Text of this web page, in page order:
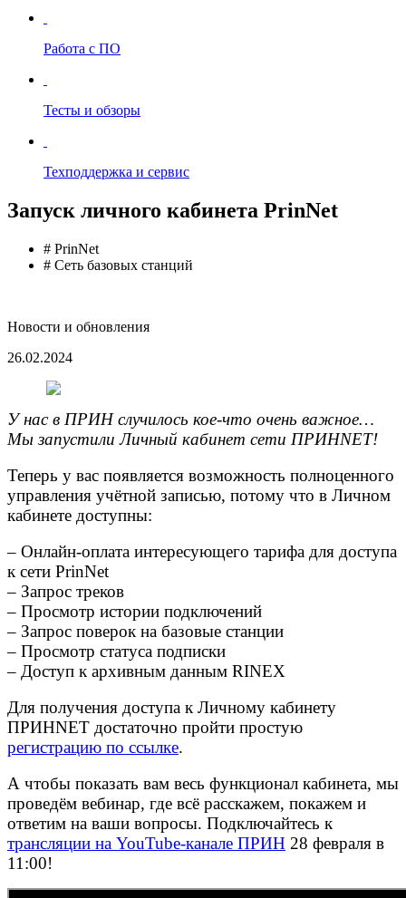
Работа с ПО
Тесты и обзоры
Техподдержка и сервис
Запуск личного кабинета PrinNet
# PrinNet
# Сеть базовых станций
Новости и обновления
26.02.2024
У нас в ПРИН случилось кое-что очень важное…
Мы запустили Личный кабинет сети ПРИНNET!
Теперь у вас появляется возможность полноценного
управления учётной записью, потому что в Личном
кабинете доступны:
– Онлайн-оплата интересующего тарифа для доступа
к сети PrinNet
– Запрос треков
– Просмотр истории подключений
– Запрос поверок на базовые станции
– Просмотр статуса подписки
– Доступ к архивным данным RINEX
Для получения доступа к Личному кабинету
ПРИНNET достаточно пройти простую
регистрацию по ссылке.
А чтобы показать вам весь функционал кабинета, мы
проведём вебинар, где всё расскажем, покажем и
ответим на ваши вопросы. Подключайтесь к
трансляции на YouTube-канале ПРИН 28 февраля в
11:00!